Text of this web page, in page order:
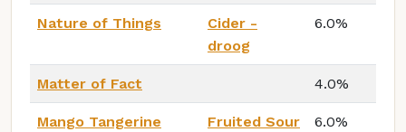
Nature of Things
Cider -
droog
6.0%
Matter of Fact 4.0%
Mango Tangerine
Fruited Sour 6.0%